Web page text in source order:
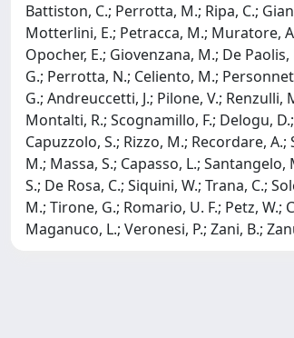
Battiston, C.; Perrotta, M.; Ripa, C.;
Motterlini, E.; Petracca, M.; Muratore,
Opocher, E.; Giovenzana, M.; De
G.; Perrotta, N.; Celiento, M.;
G.; Andreuccetti, J.; Pilone, V.; Renzulli,
Montalti, R.; Scognamillo, F.; Delogu,
Capuzzolo, S.; Rizzo, M.; Recordare,
M.; Massa, S.; Capasso, L.; Santangelo,
S.; De Rosa, C.; Siquini, W.; Trana, C.;
M.; Tirone, G.; Romario, U. F.; Petz,
Maganuco, L.; Veronesi, P.; Zani, B.;